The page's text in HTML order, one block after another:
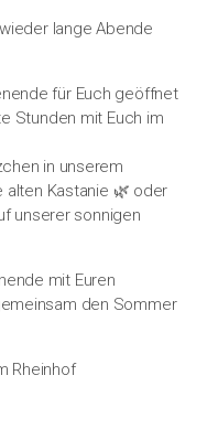
lange Abende
für Euch geöffnet
Stunden mit Euch im
in unserem
alten Kastanie 🌿 oder
unserer sonnigen
mit Euren
den Sommer
Rheinhof